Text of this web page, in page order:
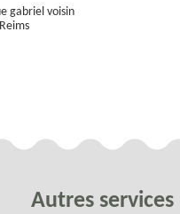
gabriel voisin
Autres services